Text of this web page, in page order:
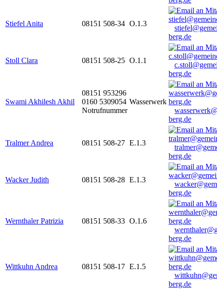
Stiefel Anita 08151 508-34 O.1.3
berg.de
Stoll Clara 08151 508-25 O.1.1
berg.de
Swami Akhilesh Akhil
08151 953296
0160 5309054
Notrufnummer
Wasserwerk
berg.de
Tralmer Andrea 08151 508-27 E.1.3
berg.de
Wacker Judith 08151 508-28 E.1.3
berg.de
Wernthaler Patrizia 08151 508-33 O.1.6
berg.de
Wittkuhn Andrea 08151 508-17 E.1.5
berg.de